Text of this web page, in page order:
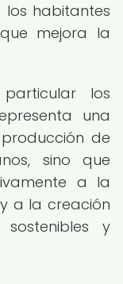
habitantes
mejora la
los
una
de
sino que
a la
a la creación
y